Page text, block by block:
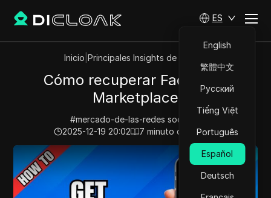
ES
English
繁體中文
Русский
Tiếng Việt
Português
Español
Deutsch
Inicio Principales Insights de Videos
Cómo recuperar Facebook
Marketplace
#mercado-de-las-redes socialesi
2025-12-19 20:02
7 minuto de lectura
Play Video:Cómo recuperar Facebook Marketplace